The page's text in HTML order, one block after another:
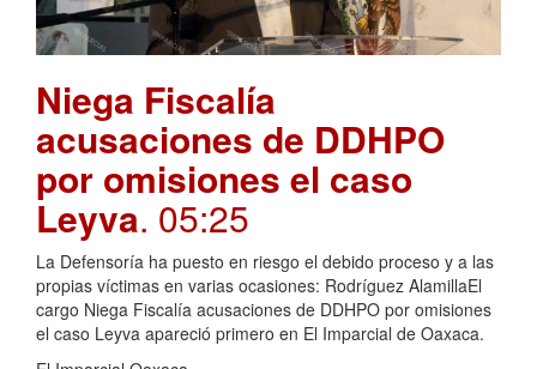
Niega Fiscalía
acusaciones de DDHPO
por omisiones el caso
Leyva. 05:25
La Defensoría ha puesto en riesgo el debido proceso y a las
propias víctimas en varias ocasiones: Rodríguez AlamillaEl
cargo Niega Fiscalía acusaciones de DDHPO por omisiones
el caso Leyva apareció primero en El Imparcial de Oaxaca.